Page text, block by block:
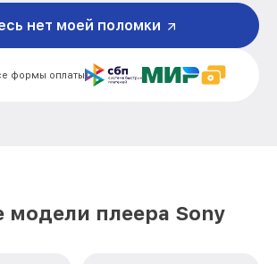
формы оплаты
нет моей поломки
модели плеера Sony